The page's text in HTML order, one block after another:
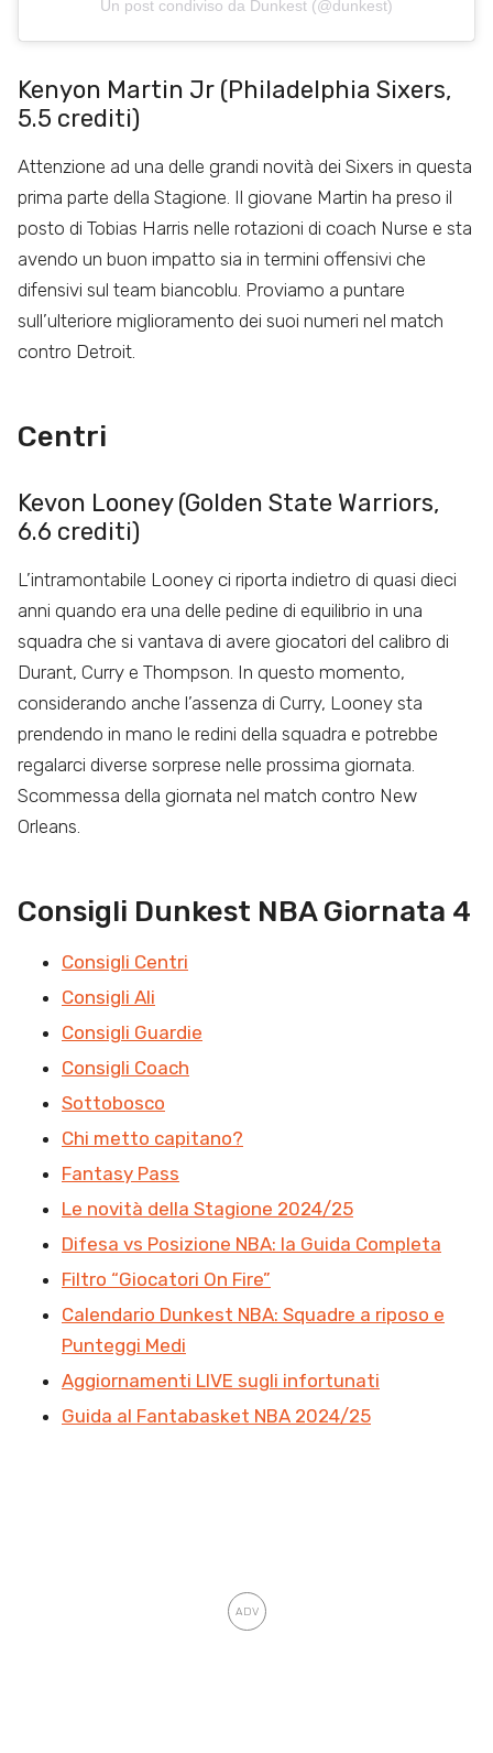
Un post condiviso da Dunkest (@dunkest)
Kenyon Martin Jr (Philadelphia Sixers,
5.5 crediti)
Attenzione ad una delle grandi novità dei Sixers in questa
prima parte della Stagione. Il giovane Martin ha preso il
posto di Tobias Harris nelle rotazioni di coach Nurse e sta
avendo un buon impatto sia in termini offensivi che
difensivi sul team biancoblu. Proviamo a puntare
sull’ulteriore miglioramento dei suoi numeri nel match
contro Detroit.
Centri
Kevon Looney (Golden State Warriors,
6.6 crediti)
L’intramontabile Looney ci riporta indietro di quasi dieci
anni quando era una delle pedine di equilibrio in una
squadra che si vantava di avere giocatori del calibro di
Durant, Curry e Thompson. In questo momento,
considerando anche l’assenza di Curry, Looney sta
prendendo in mano le redini della squadra e potrebbe
regalarci diverse sorprese nelle prossima giornata.
Scommessa della giornata nel match contro New
Orleans.
Consigli Dunkest NBA Giornata 4
Consigli Centri
Consigli Ali
Consigli Guardie
Consigli Coach
Sottobosco
Chi metto capitano?
Fantasy Pass
Le novità della Stagione 2024/25
Difesa vs Posizione NBA: la Guida Completa
Filtro “Giocatori On Fire”
Calendario Dunkest NBA: Squadre a riposo e
Punteggi Medi
Aggiornamenti LIVE sugli infortunati
Guida al Fantabasket NBA 2024/25